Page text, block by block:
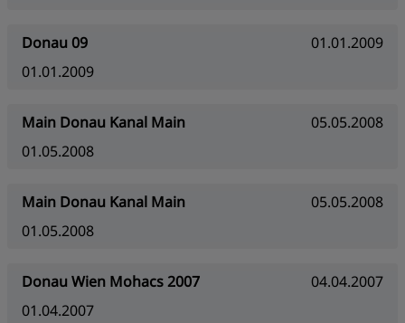
Donau 09
01.01.2009
01.01.2009
Main Donau Kanal Main
05.05.2008
01.05.2008
Main Donau Kanal Main
05.05.2008
01.05.2008
Donau Wien Mohacs 2007
04.04.2007
01.04.2007